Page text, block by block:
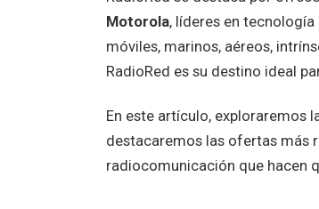
Motorola, líderes en
móviles, marinos, aéreos,
RadioRed es su destino ideal
En este artículo, exploraremos
destacaremos las ofertas más
radiocomunicación que hacen